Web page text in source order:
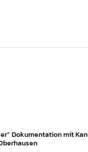
Dokumentation mit